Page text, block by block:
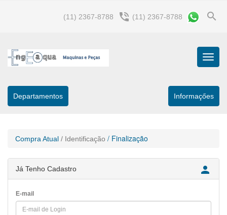
search
(11) 2367-8788 phone_in_talk (11) 2367-8788
Menu
Departamentos Informaçőes
Compra Atual / Identificação / Finalização
Já Tenho Cadastro 
E-mail